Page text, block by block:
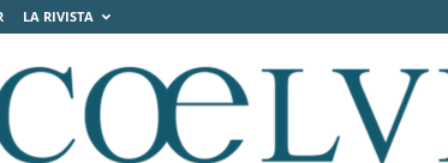
LA RIVISTA